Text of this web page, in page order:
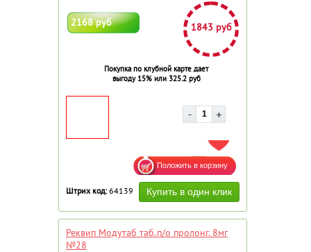
2168 руб 1843 руб
Покупка по клубной карте дает
выгоду 15% или 325.2 руб
ДОБАВИТЬ В ИЗБРАННОЕ
Штрих код: 64139
Реквип Модутаб таб.п/о пролонг. 8мг
№28